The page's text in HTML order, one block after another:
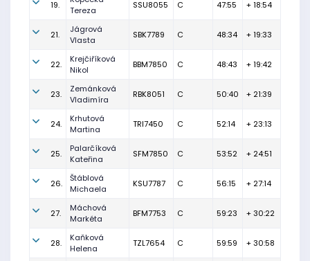
19.
Tereza
SSU8055 C 47:55 + 18:54
21.
Jágrová
Vlasta
SBK7789 C 48:34 + 19:33
22.
Krejčiříková
Nikol
BBM7850 C 48:43 + 19:42
23.
Zemánková
Vladimíra
RBK8051 C 50:40 + 21:39
24.
Krhutová
Martina
TRI7450 C 52:14 + 23:13
25.
Palarčíková
Kateřina
SFM7850 C 53:52 + 24:51
26.
Štáblová
Michaela
KSU7787 C 56:15 + 27:14
27.
Máchová
Markéta
BFM7753 C 59:23 + 30:22
28.
Kaňková
Helena
TZL7654 C 59:59 + 30:58